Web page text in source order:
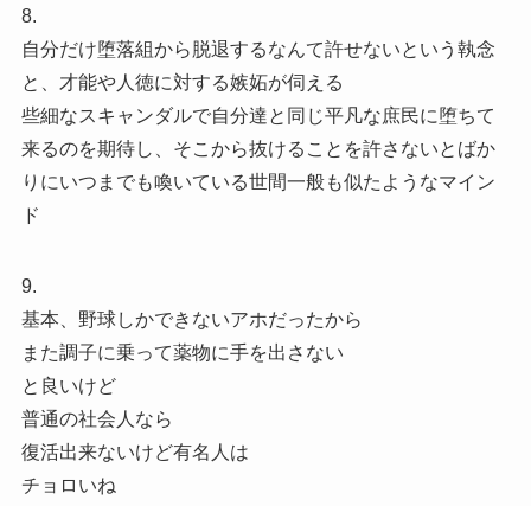
8.
自分だけ堕落組から脱退するなんて許せないという執念
と、才能や人徳に対する嫉妬が伺える
些細なスキャンダルで自分達と同じ平凡な庶民に堕ちて
来るのを期待し、そこから抜けることを許さないとばか
りにいつまでも喚いている世間一般も似たようなマイン
ド
9.
基本、野球しかできないアホだったから
また調子に乗って薬物に手を出さない
と良いけど
普通の社会人なら
復活出来ないけど有名人は
チョロいね